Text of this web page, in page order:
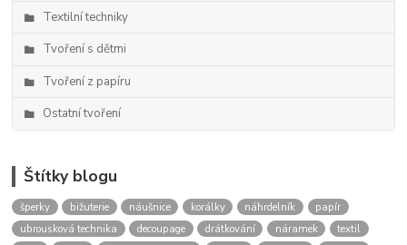
Textilní techniky
Tvoření s dětmi
Tvoření z papíru
Ostatní tvoření
Štítky blogu
šperky bižuterie náušnice korálky náhrdelník
papír
ubrousková technika
decoupage drátkování náramek
textil